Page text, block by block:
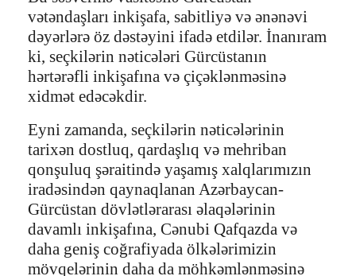
vətəndaşları inkişafa, sabitliyə və ənənəvi
dəyərlərə öz dəstəyini ifadə etdilər. İnanıram
ki, seçkilərin nəticələri Gürcüstanın
hərtərəfli inkişafına və çiçəklənməsinə
xidmət edəcəkdir.
Eyni zamanda, seçkilərin nəticələrinin
tarixən dostluq, qardaşlıq və mehriban
qonşuluq şəraitində yaşamış xalqlarımızın
iradəsindən qaynaqlanan Azərbaycan-
Gürcüstan dövlətlərarası əlaqələrinin
davamlı inkişafına, Cənubi Qafqazda və
daha geniş coğrafiyada ölkələrimizin
mövqelərinin daha da möhkəmlənməsinə